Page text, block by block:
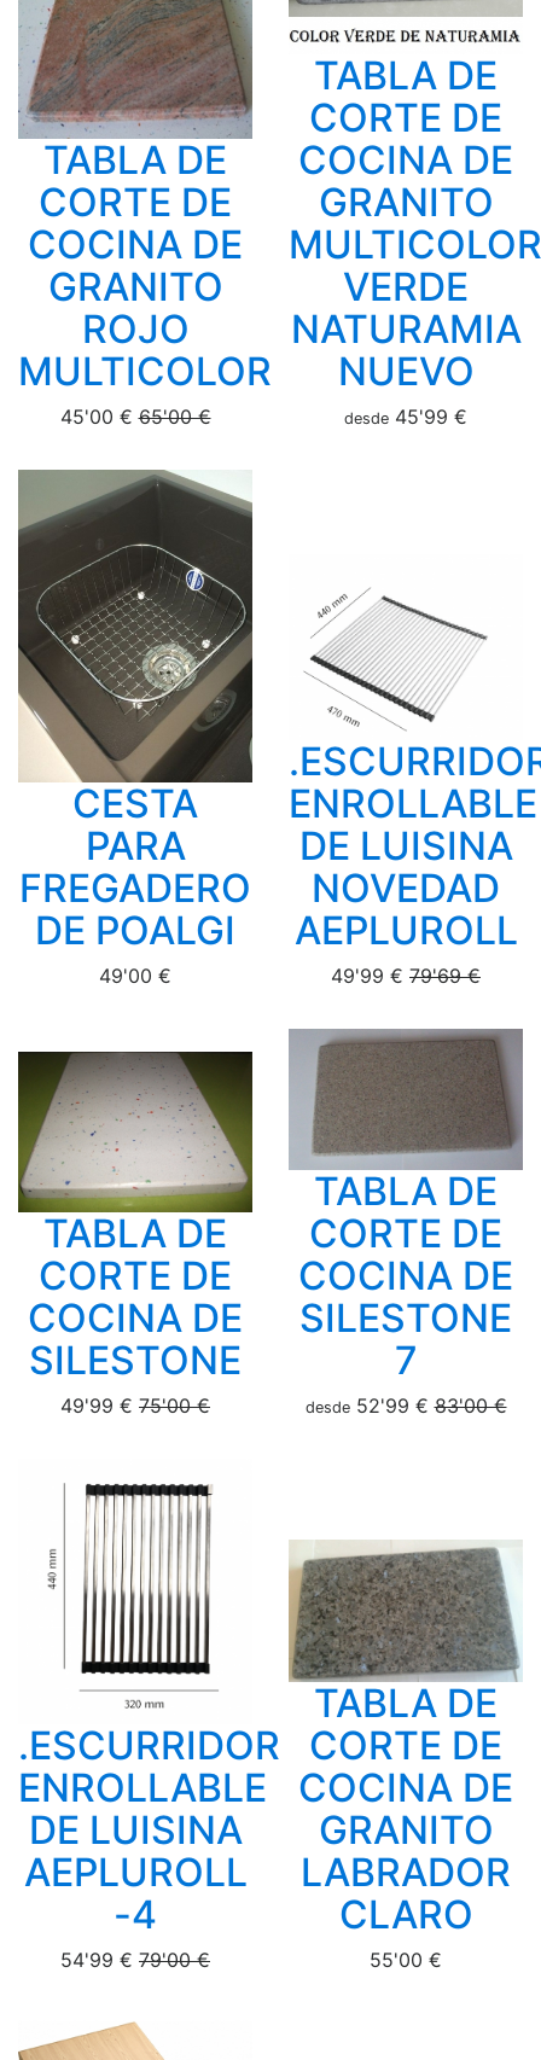
TABLA DE
CORTE DE
COCINA DE
GRANITO
ROJO
MULTICOLOR
45'00 €65'00 €
TABLA DE
CORTE DE
COCINA DE
GRANITO
MULTICOLOR
VERDE
NATURAMIA
NUEVO
desde 45'99 €
CESTA
PARA
FREGADERO
DE POALGI
49'00 €
ENROLLABLE
DE LUISINA
NOVEDAD
AEPLUROLL
49'99 € 79'69 €
TABLA DE
CORTE DE
COCINA DE
SILESTONE
49'99 € 75'00 €
TABLA DE
CORTE DE
COCINA DE
SILESTONE
7
desde52'99 €83'00 €
.ESCURRIDOR
ENROLLABLE
DE LUISINA
AEPLUROLL
-4
54'99 € 79'00 €
TABLA DE
CORTE DE
COCINA DE
GRANITO
LABRADOR
CLARO
55'00 €